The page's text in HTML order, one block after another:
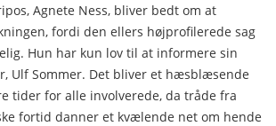
Agnete Ness, bliver bedt om at
fordi den ellers højprofilerede sag
Hun har kun lov til at informere sin
Ulf Sommer. Det bliver et hæsblæsende
tider for alle involverede, da tråde fra
fortid danner et kvælende net om hende